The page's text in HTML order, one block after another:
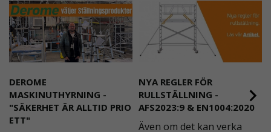
DEROME
MASKINUTHYRNING -
"SÄKERHET ÄR ALLTID PRIO
ETT"
NYA REGLER FÖR
RULLSTÄLLNING -
AFS2023:9 & EN1004:2020
Även om det kan verka